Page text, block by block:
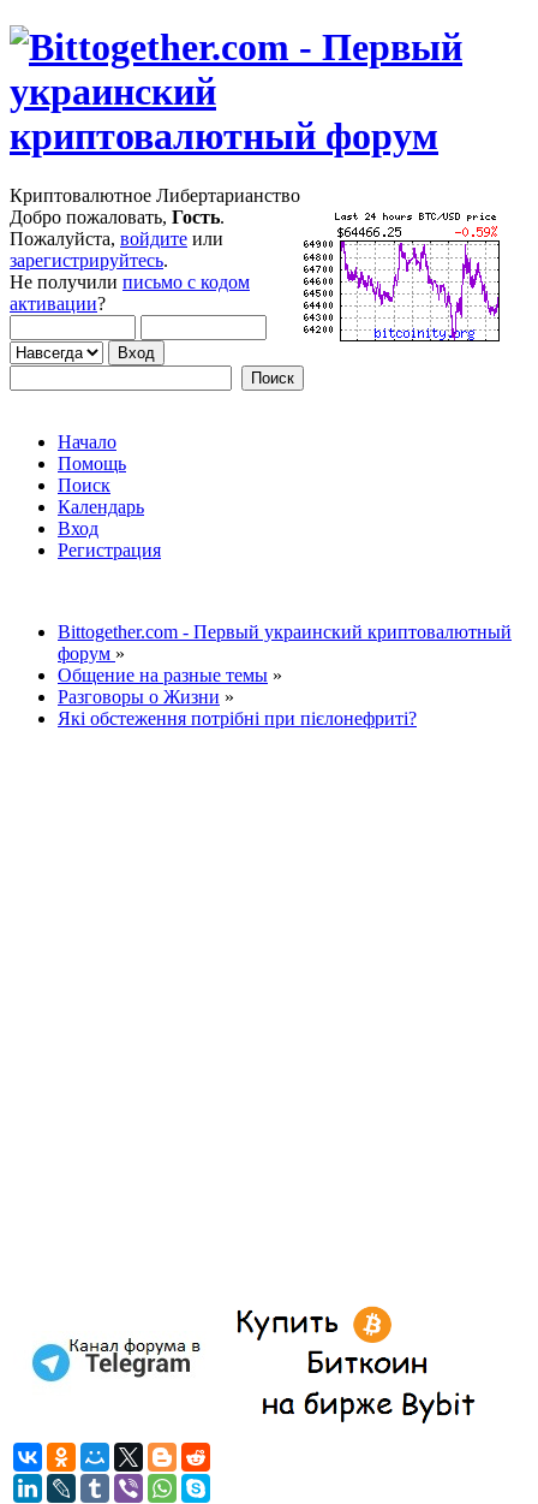
Криптовалютное Либертарианство
Добро пожаловать, Гость.
Пожалуйста, войдите или
зарегистрируйтесь.
Не получили письмо с кодом
активации?
Начало
Помощь
Поиск
Календарь
Вход
Регистрация
Bittogether.com - Первый украинский криптовалютный
форум »
Общение на разные темы »
Разговоры о Жизни »
Які обстеження потрібні при пієлонефриті?